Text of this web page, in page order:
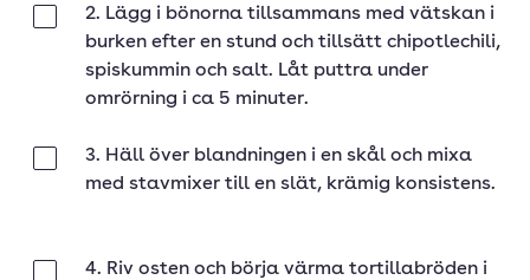
2. Lägg i bönorna tillsammans med vätskan i
burken efter en stund och tillsätt chipotlechili,
spiskummin och salt. Låt puttra under
omrörning i ca 5 minuter.
3. Häll över blandningen i en skål och mixa
med stavmixer till en slät, krämig konsistens.
4. Riv osten och börja värma tortillabröden i